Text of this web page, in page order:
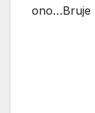
ono…Bruje